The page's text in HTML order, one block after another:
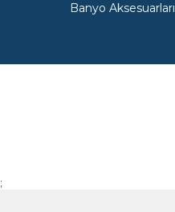
Banyo Aksesuarları
;